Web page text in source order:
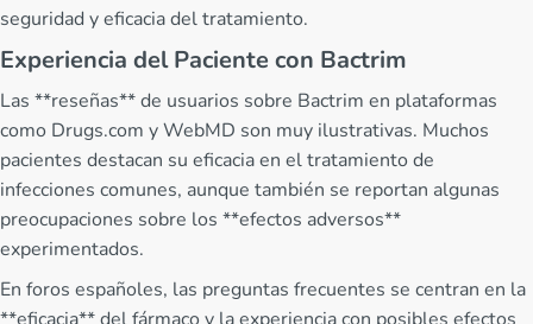
seguridad y eficacia del tratamiento.
Experiencia del Paciente con Bactrim
Las **reseñas** de usuarios sobre Bactrim en plataformas
como Drugs.com y WebMD son muy ilustrativas. Muchos
pacientes destacan su eficacia en el tratamiento de
infecciones comunes, aunque también se reportan algunas
preocupaciones sobre los **efectos adversos**
experimentados.
En foros españoles, las preguntas frecuentes se centran en la